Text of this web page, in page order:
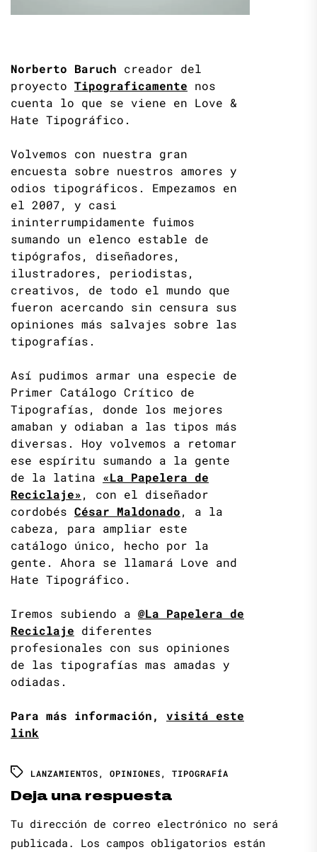
Norberto Baruch creador del
proyecto Tipograficamente nos
cuenta lo que se viene en Love &
Hate Tipográfico.
Volvemos con nuestra gran
encuesta sobre nuestros amores y
odios tipográficos. Empezamos en
el 2007, y casi
ininterrumpidamente fuimos
sumando un elenco estable de
tipógrafos, diseñadores,
ilustradores, periodistas,
creativos, de todo el mundo que
fueron acercando sin censura sus
opiniones más salvajes sobre las
tipografías.
Así pudimos armar una especie de
Primer Catálogo Crítico de
Tipografías, donde los mejores
amaban y odiaban a las tipos más
diversas. Hoy volvemos a retomar
ese espíritu sumando a la gente
de la latina «La Papelera de
Reciclaje», con el diseñador
cordobés César Maldonado, a la
cabeza, para ampliar este
catálogo único, hecho por la
gente. Ahora se llamará Love and
Hate Tipográfico.
Iremos subiendo a @La Papelera de
Reciclaje diferentes
profesionales con sus opiniones
de las tipografías mas amadas y
odiadas.
Para más información, visitá este
link
LANZAMIENTOS, OPINIONES, TIPOGRAFÍA
Deja una respuesta
Tu dirección de correo electrónico no será
publicada.
Los campos obligatorios están